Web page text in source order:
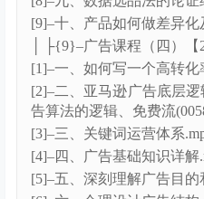
[3]–三、关键词词库及分
listing.mp4
[4]–四、品牌功能的使用
识、广告的原则，目的和
[5]–五、合理设计广告结构
错误.mp4
[6]–六、新品广告SOP目的
[7]–七、广告报表分析.mp4
│ ├{8}–选品课程（五）